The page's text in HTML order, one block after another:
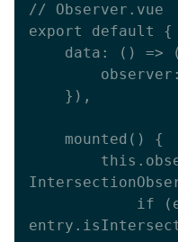
// Observer.vue
export default {